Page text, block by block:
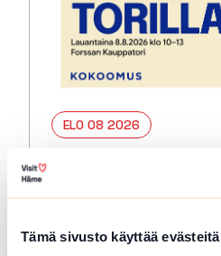
Tämä sivusto käyttää evästeitä
ELO 08 2026
torilla